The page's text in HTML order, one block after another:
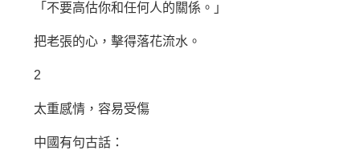
「不要高估你和任何人的關係。」
把老張的心，擊得落花流水。
2
太重感情，容易受傷
中國有句古話：